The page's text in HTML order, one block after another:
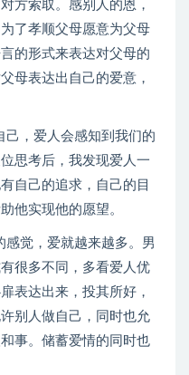
方索取。感别人的恩，
了孝顺父母愿意为父母
的形式来表达对父母的
母表达出自己的爱意，
己，爱人会感知到我们的
思考后，我发现爱人一
自己的追求，自己的目
他实现他的愿望。
感觉，爱就越来越多。男
很多不同，多看爱人优
表达出来，投其所好，
别人做自己，同时也允
事。储蓄爱情的同时也